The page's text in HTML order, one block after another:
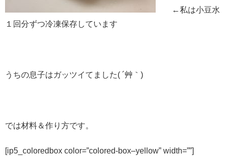
←私は小豆水
１回分ずつ冷凍保存しています
うちの息子はガッツイてました( ´艸｀)
では材料＆作り方です。
[ip5_coloredbox color=”colored-box–yellow” width=””]